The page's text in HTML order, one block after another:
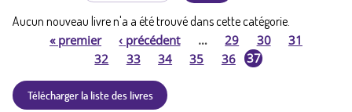
Aucun nouveau livre n'a a été trouvé dans cette catégorie.
a
«premier ‹ précédent … 29 30
31
32
33 34 35 36 37
Télécharger la liste des livres